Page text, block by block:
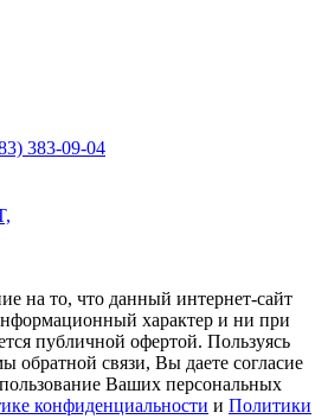
383-09-04
на то, что данный интернет-сайт
характер и ни при
публичной офертой. Пользуясь
обратной связи, Вы даете согласие
Ваших персональных
конфиденциальности и Политики